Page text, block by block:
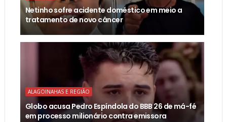
Netinho sofre acidente doméstico em meio a
tratamento de novo câncer
ALAGOINAHAS E REGIÃO
Globo acusa Pedro Espíndola do BBB 26 de má-fé
em processo milionário contra emissora